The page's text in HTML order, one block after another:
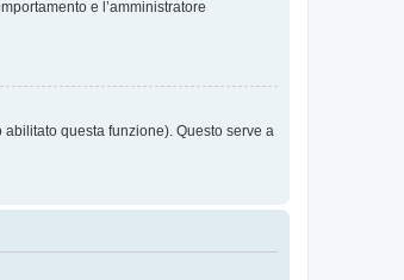
e l’amministratore
questa funzione). Questo serve a